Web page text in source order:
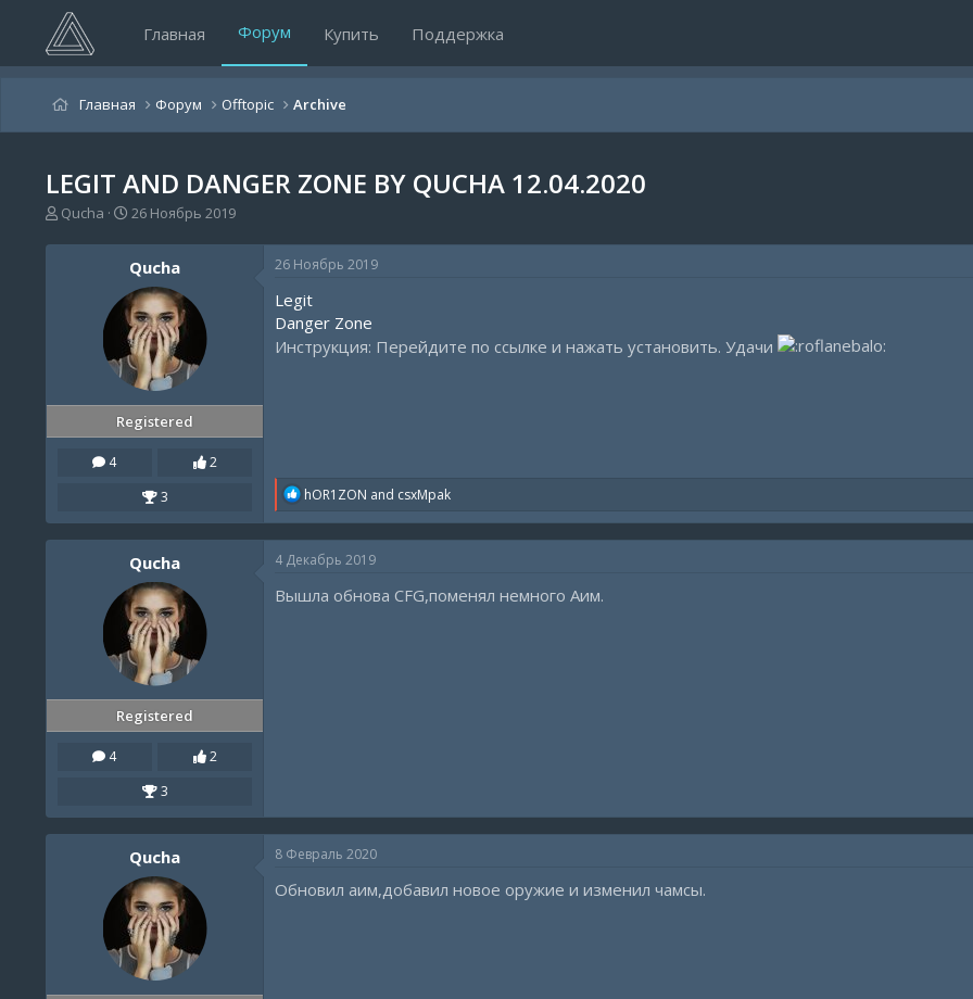
Главная Форум Купить Поддержка
Главная Форум Offtopic Archive
LEGIT AND DANGER ZONE BY QUCHA 12.04.2020
А
т
Qucha
Д
т
а
н
а
ч
а
л
а
26 Ноябрь 2019
Qucha
Registered
4
2
3
26 Ноябрь 2019
Legit
Danger Zone
Инструкция: Перейдите по ссылке и нажать установить. Удачи
R
a
c
t
o
hOR1ZON and csxMpak
Qucha
Registered
4
2
3
4 Декабрь 2019
Вышла обнова CFG,поменял немного Аим.
Qucha 8 Февраль 2020
Обновил аим,добавил новое оружие и изменил чамсы.